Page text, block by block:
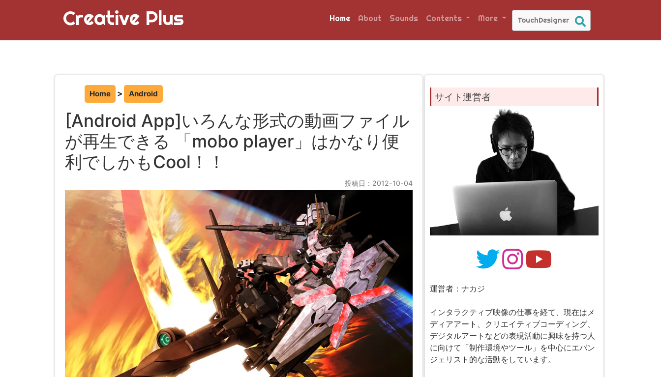
Creative Plus Home About Sounds Contents More
Home Android
[Android App]いろんな形式の動画ファイル
が再生できる 「mobo player」はかなり便
利でしかもCool！！
投稿日：2012-10-04
サイト運営者
運営者：ナカジ
インタラクティブ映像の仕事を経て、現在はメ
ディアアート、クリエイティブコーディング、
デジタルアートなどの表現活動に興味を持つ人
に向けて「制作環境やツール」を中心にエバン
ジェリスト的な活動をしています。